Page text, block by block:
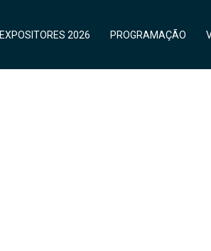
EXPOSITORES 2026 PROGRAMAÇÃO